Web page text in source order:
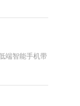
端智能手机带